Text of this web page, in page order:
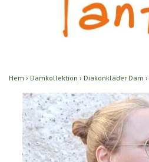
Hem › Damkollektion › Diakonkläder Dam ›